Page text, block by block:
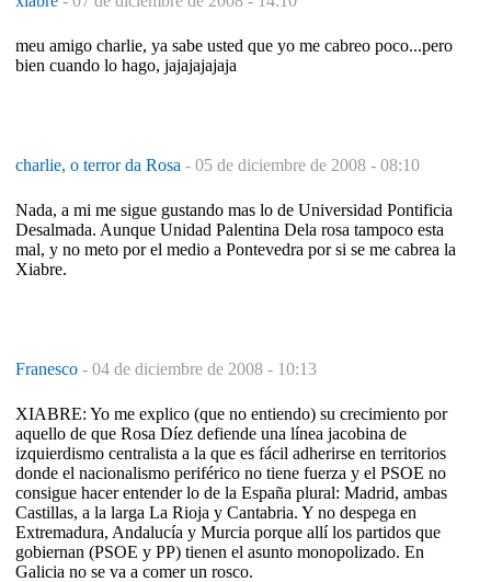
meu amigo charlie, ya sabe usted que yo me cabreo poco...pero
bien cuando lo hago, jajajajajaja
charlie, o terror da Rosa - 05 de diciembre de 2008 - 08:10
Nada, a mi me sigue gustando mas lo de Universidad Pontificia
Desalmada. Aunque Unidad Palentina Dela rosa tampoco esta
mal, y no meto por el medio a Pontevedra por si se me cabrea la
Xiabre.
Franesco - 04 de diciembre de 2008 - 10:13
XIABRE: Yo me explico (que no entiendo) su crecimiento por
aquello de que Rosa Díez defiende una línea jacobina de
izquierdismo centralista a la que es fácil adherirse en territorios
donde el nacionalismo periférico no tiene fuerza y el PSOE no
consigue hacer entender lo de la España plural: Madrid, ambas
Castillas, a la larga La Rioja y Cantabria. Y no despega en
Extremadura, Andalucía y Murcia porque allí los partidos que
gobiernan (PSOE y PP) tienen el asunto monopolizado. En
Galicia no se va a comer un rosco.